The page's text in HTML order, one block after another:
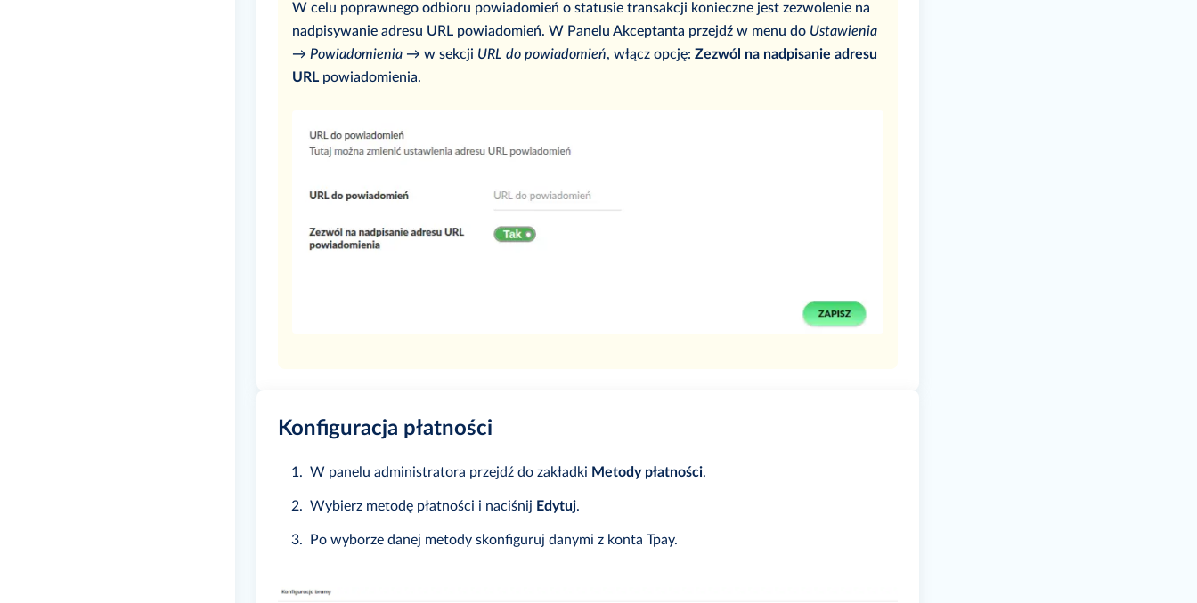
W celu poprawnego odbioru powiadomień o statusie transakcji konieczne jest zezwolenie na
nadpisywanie adresu URL powiadomień. W Panelu Akceptanta przejdź w menu do Ustawienia
→ Powiadomienia → w sekcji URL do powiadomień, włącz opcję: Zezwól na nadpisanie adresu
URL powiadomienia.
Konfiguracja płatności
W panelu administratora przejdź do zakładki Metody płatności.
Wybierz metodę płatności i naciśnij Edytuj.
Po wyborze danej metody skonfiguruj danymi z konta Tpay.